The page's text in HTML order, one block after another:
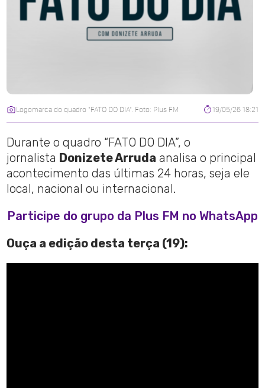
Logomarca do quadro "FATO DO DIA". Foto: Plus FM 19/05/26 18:21
Durante o quadro “FATO DO DIA”, o
jornalista Donizete Arruda analisa o principal
acontecimento das últimas 24 horas, seja ele
local, nacional ou internacional.
Participe do grupo da Plus FM no WhatsApp
Ouça a edição desta terça (19):